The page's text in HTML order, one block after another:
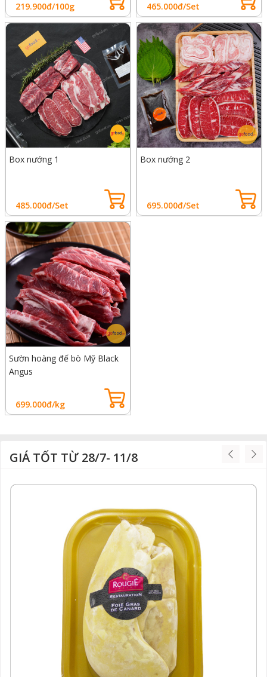
219.900đ/100g 465.000đ/Set
Box nướng 1
485.000đ/Set
Box nướng 2
695.000đ/Set
Sườn hoàng đế bò Mỹ Black
Angus
699.000đ/kg
GIÁ TỐT TỪ 28/7- 11/8